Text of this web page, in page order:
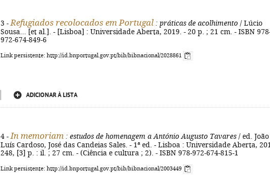
3 - Refugiados recolocados em Portugal : práticas de acolhimento / Lúcio
Sousa... [et al.]. - [Lisboa] : Universidade Aberta, 2019. - 20 p. ; 21 cm. - ISBN
972-674-849-6
Link persistente: http://id.bnportugal.gov.pt/bib/bibnacional/2028861
ADICIONAR À LISTA
4 - In memoriam : estudos de homenagem a António Augusto Tavares / ed. João
Luís Cardoso, José das Candeias Sales. - 1ª ed. - Lisboa : Universidade Aberta,
248, [3] p. : il. ; 27 cm. - (Ciência e cultura ; 2). - ISBN 978-972-674-815-1
Link persistente: http://id.bnportugal.gov.pt/bib/bibnacional/2003449